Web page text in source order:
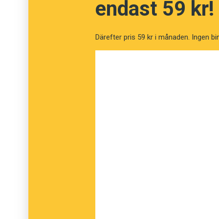
de toner som krävs. Med lägre
endast 59 kr!
Därefter pris 59 kr i månaden. Ingen